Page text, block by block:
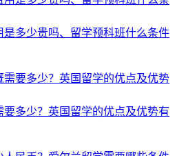
多少贵吗、留学预科班什么条件
多少？英国留学的优点及优势有